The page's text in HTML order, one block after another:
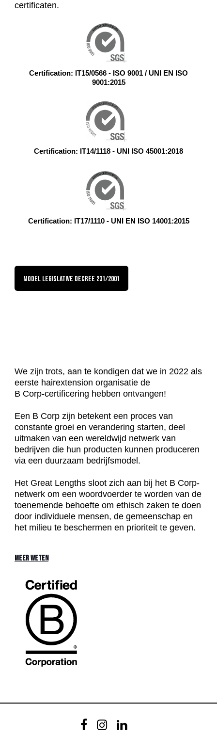
certificaten.
Certification: IT15/0566 - ISO 9001 / UNI EN ISO
9001:2015
Certification: IT14/1118 - UNI ISO 45001:2018
Certification: IT17/1110 - UNI EN ISO 14001:2015
Model Legislative Decree 231/2001
We zijn trots, aan te kondigen dat we in 2022 als
eerste hairextension organisatie de
B Corp-certificering hebben ontvangen!
Een B Corp zijn betekent een proces van
constante groei en verandering starten, deel
uitmaken van een wereldwijd netwerk van
bedrijven die hun producten kunnen produceren
via een duurzaam bedrijfsmodel.
Het Great Lengths sloot zich aan bij het B Corp-
netwerk om een ​​woordvoerder te worden van de
toenemende behoefte om ethisch zaken te doen
door individuele mensen, de gemeenschap en
het milieu te beschermen en prioriteit te geven.
MEER WETEN